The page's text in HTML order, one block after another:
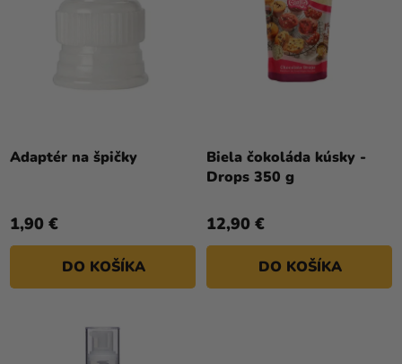
T
Adaptér na špičky
1,90 €
DO KOŠÍKA
Biela čokoláda kúsky -
Drops 350 g
12,90 €
DO KOŠÍKA